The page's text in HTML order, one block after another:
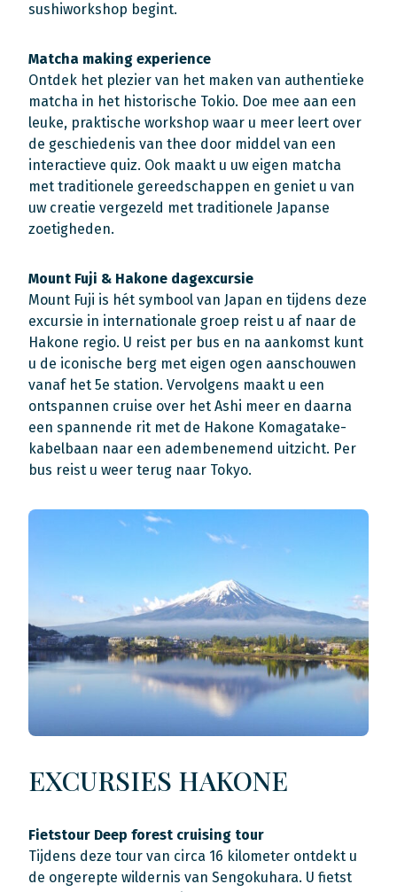
sushiworkshop begint.
Matcha making experience
Ontdek het plezier van het maken van authentieke
matcha in het historische Tokio. Doe mee aan een
leuke, praktische workshop waar u meer leert over
de geschiedenis van thee door middel van een
interactieve quiz. Ook maakt u uw eigen matcha
met traditionele gereedschappen en geniet u van
uw creatie vergezeld met traditionele Japanse
zoetigheden.
Mount Fuji & Hakone dagexcursie
Mount Fuji is hét symbool van Japan en tijdens deze
excursie in internationale groep reist u af naar de
Hakone regio. U reist per bus en na aankomst kunt
u de iconische berg met eigen ogen aanschouwen
vanaf het 5e station. Vervolgens maakt u een
ontspannen cruise over het Ashi meer en daarna
een spannende rit met de Hakone Komagatake-
kabelbaan naar een adembenemend uitzicht. Per
bus reist u weer terug naar Tokyo.
EXCURSIES HAKONE
Fietstour Deep forest cruising tour
Tijdens deze tour van circa 16 kilometer ontdekt u
de ongerepte wildernis van Sengokuhara. U fietst